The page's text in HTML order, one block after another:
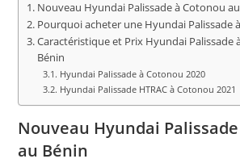
Nouveau Hyundai Palissade à Cotonou
Pourquoi acheter une Hyundai Palissade
Caractéristique et Prix Hyundai Palissade
Bénin
Hyundai Palissade à Cotonou 2020
Hyundai Palissade HTRAC à Cotonou 2021
Nouveau Hyundai
au Bénin